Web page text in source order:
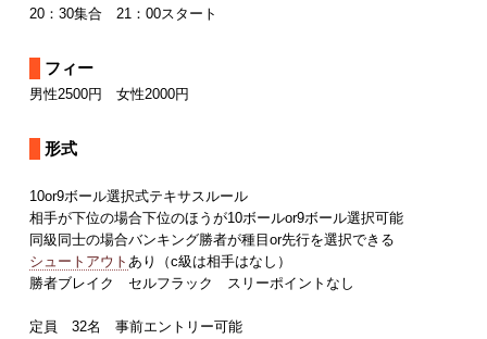
20：30集合 21：00スタート
フィー
男性2500円 女性2000円
形式
10or9ボール選択式テキサスルール
相手が下位の場合下位のほうが10ボールor9ボール選択可能
同級同士の場合バンキング勝者が種目or先行を選択できる
シュートアウト あり（c級は相手はなし）
勝者ブレイク セルフラック スリーポイントなし
定員 32名 事前エントリー可能